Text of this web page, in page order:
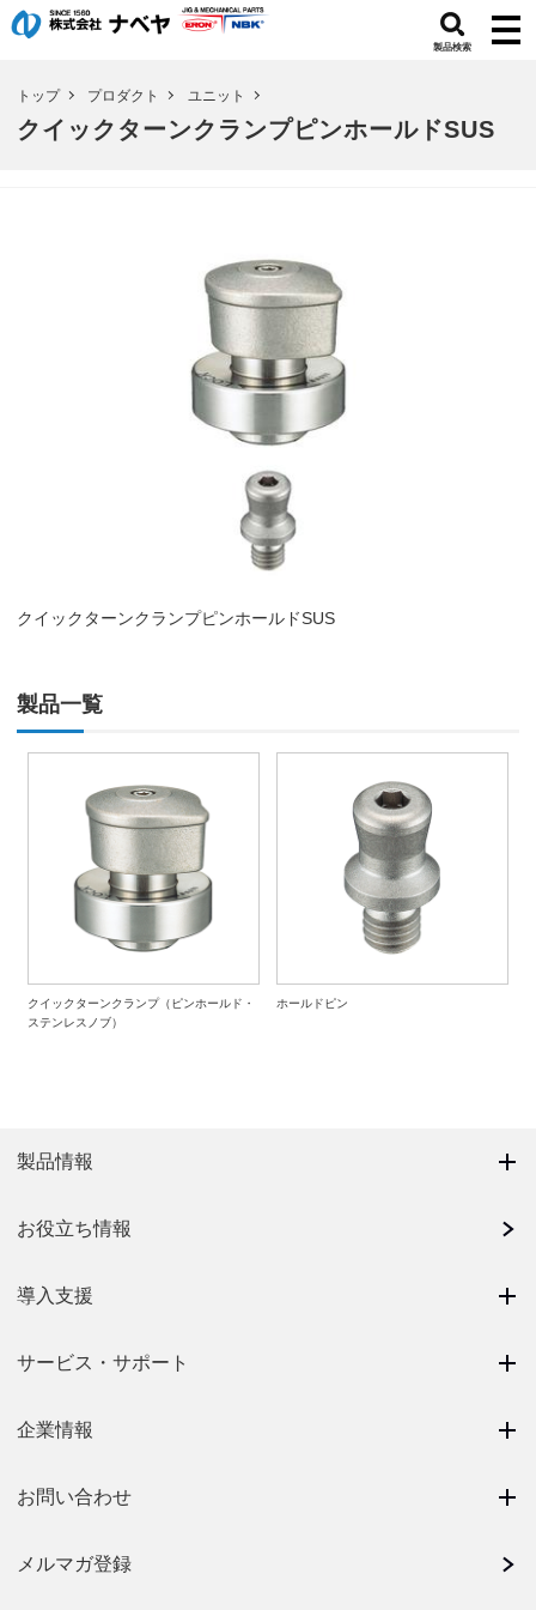
製品検索
トップ プロダクト ユニット
クイックターンクランプピンホールドSUS
クイックターンクランプピンホールドSUS
製品一覧
クイックターンクランプ（ピンホールド・
ステンレスノブ）
ホールドピン
製品情報
お役立ち情報
導入支援
サービス・サポート
企業情報
お問い合わせ
メルマガ登録